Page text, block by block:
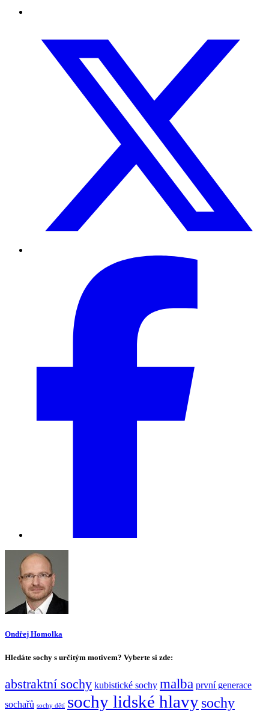
Ondřej Homolka
Hledáte sochy s určitým motivem? Vyberte si zde:
abstraktní sochy kubistické sochy malba první generace
sochařů sochy dětí sochy lidské hlavysochy